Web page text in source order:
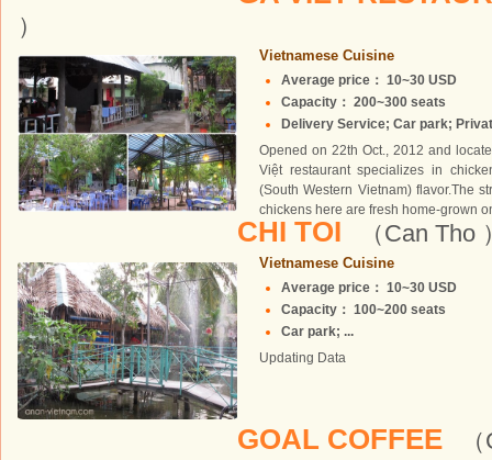
）
Vietnamese Cuisine
Average price： 10~30 USD
Capacity： 200~300 seats
Delivery Service; Car park;
Opened on 22th Oct., 2012 and
Việt restaurant specializes in
(South Western Vietnam) flavor.The
chickens here are fresh home-grown
CHI TOI （Can Tho
Vietnamese Cuisine
Average price： 10~30 USD
Capacity： 100~200 seats
Car park; ...
Updating Data
GOAL COFFEE